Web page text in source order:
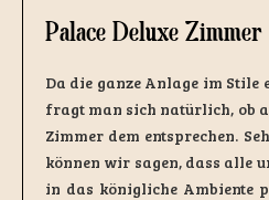
Palace Deluxe Zimmer
Da die ganze Anlage im Stile
fragt man sich natürlich, ob
Zimmer dem entsprechen.
können wir sagen, dass alle
in das königliche Ambiente